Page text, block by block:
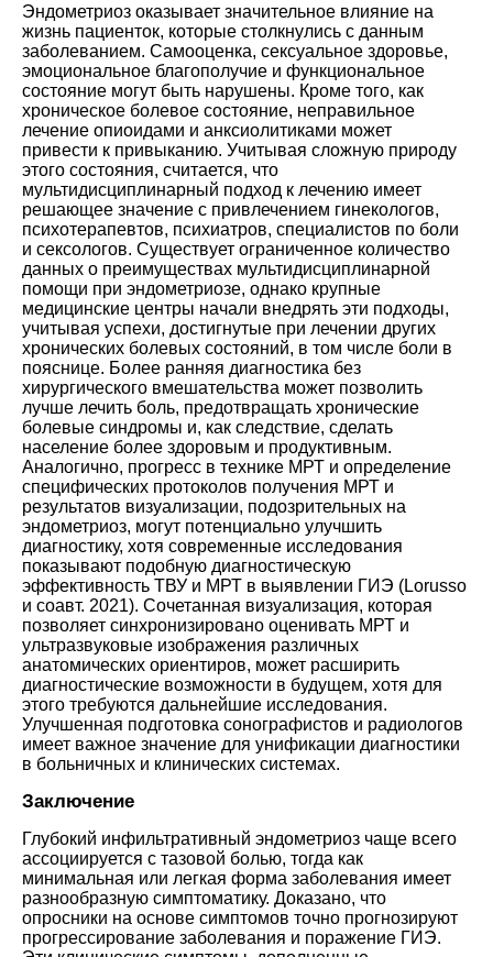
Эндометриоз оказывает значительное влияние на
жизнь пациенток, которые столкнулись с данным
заболеванием. Самооценка, сексуальное здоровье,
эмоциональное благополучие и функциональное
состояние могут быть нарушены. Кроме того, как
хроническое болевое состояние, неправильное
лечение опиоидами и анксиолитиками может
привести к привыканию. Учитывая сложную природу
этого состояния, считается, что
мультидисциплинарный подход к лечению имеет
решающее значение с привлечением гинекологов,
психотерапевтов, психиатров, специалистов по боли
и сексологов. Существует ограниченное количество
данных о преимуществах мультидисциплинарной
помощи при эндометриозе, однако крупные
медицинские центры начали внедрять эти подходы,
учитывая успехи, достигнутые при лечении других
хронических болевых состояний, в том числе боли в
пояснице. Более ранняя диагностика без
хирургического вмешательства может позволить
лучше лечить боль, предотвращать хронические
болевые синдромы и, как следствие, сделать
население более здоровым и продуктивным.
Аналогично, прогресс в технике МРТ и определение
специфических протоколов получения МРТ и
результатов визуализации, подозрительных на
эндометриоз, могут потенциально улучшить
диагностику, хотя современные исследования
показывают подобную диагностическую
эффективность ТВУ и МРТ в выявлении ГИЭ (Lorusso
и соавт. 2021). Сочетанная визуализация, которая
позволяет синхронизировано оценивать МРТ и
ультразвуковые изображения различных
анатомических ориентиров, может расширить
диагностические возможности в будущем, хотя для
этого требуются дальнейшие исследования.
Улучшенная подготовка сонографистов и радиологов
имеет важное значение для унификации диагностики
в больничных и клинических системах.
Заключение
Глубокий инфильтративный эндометриоз чаще всего
ассоциируется с тазовой болью, тогда как
минимальная или легкая форма заболевания имеет
разнообразную симптоматику. Доказано, что
опросники на основе симптомов точно прогнозируют
прогрессирование заболевания и поражение ГИЭ.